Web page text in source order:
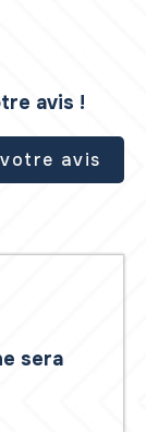
avis !
avis
sera